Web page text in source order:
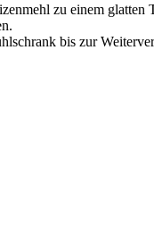
zu einem
bis zur